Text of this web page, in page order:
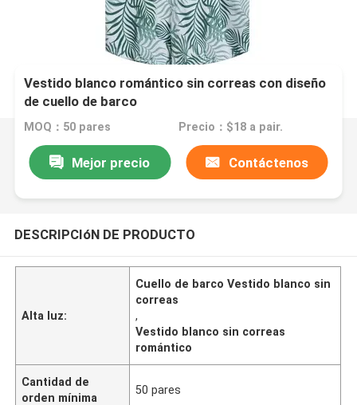
Vestido blanco romántico sin correas con diseño
de cuello de barco
MOQ：50 pares Precio：$18 a pair.
Mejor precio Contáctenos
DESCRIPCIóN DE PRODUCTO
Alta luz:
Cuello de barco Vestido blanco sin
correas
,
Vestido blanco sin correas
romántico
Cantidad de
orden mínima
50 pares